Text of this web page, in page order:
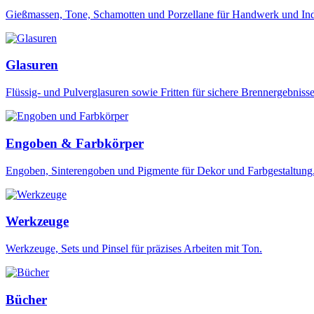
Gießmassen, Tone, Schamotten und Porzellane für Handwerk und
Glasuren
Flüssig- und Pulverglasuren sowie Fritten für sichere
Engoben & Farbkörper
Engoben, Sinterengoben und Pigmente für Dekor und Farbgestaltung.
Werkzeuge
Werkzeuge, Sets und Pinsel für präzises Arbeiten mit Ton.
Bücher